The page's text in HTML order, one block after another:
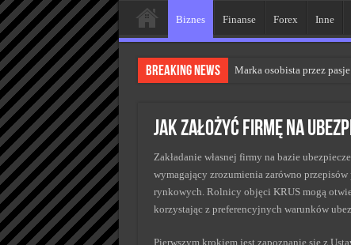
Biznes Finanse Forex Inne
Breaking News Marka osobista przez
Monitorowanie wizerunku
Adaptacja strategii PR
Jak założyć firmę na
Zakładanie własnej firmy na bazie
wymagający zrozumienia zarówno
rynkowych. Rolnicy objęci KRUS mogą
korzystając z preferencyjnych warunków
Pierwszym krokiem jest zapoznanie się z